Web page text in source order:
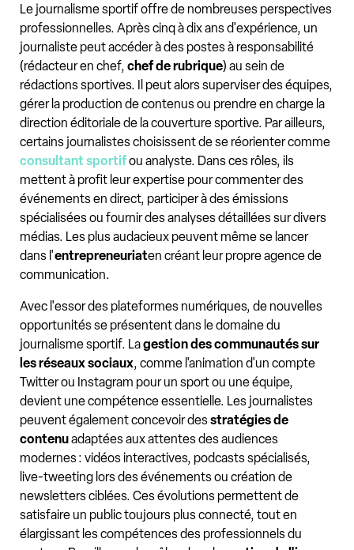
Le journalisme sportif offre de nombreuses perspectives
professionnelles. Après cinq à dix ans d'expérience, un
journaliste peut accéder à des postes à responsabilité
(rédacteur en chef, chef de rubrique) au sein de
rédactions sportives. Il peut alors superviser des équipes,
gérer la production de contenus ou prendre en charge la
direction éditoriale de la couverture sportive. Par ailleurs,
certains journalistes choisissent de se réorienter comme
consultant sportifou analyste. Dans ces rôles, ils
mettent à profit leur expertise pour commenter des
événements en direct, participer à des émissions
spécialisées ou fournir des analyses détaillées sur divers
médias. Les plus audacieux peuvent même se lancer
dans l'entrepreneuriaten créant leur propre agence de
communication.
Avec l'essor des plateformes numériques, de nouvelles
opportunités se présentent dans le domaine du
journalisme sportif. Lagestion des communautés sur
les réseaux sociaux, comme l'animation d'un compte
Twitter ou Instagram pour un sport ou une équipe,
devient une compétence essentielle. Les journalistes
peuvent également concevoir desstratégies de
contenuadaptées aux attentes des audiences
modernes : vidéos interactives, podcasts spécialisés,
live-tweeting lors des événements ou création de
newsletters ciblées. Ces évolutions permettent de
satisfaire un public toujours plus connecté, tout en
élargissant les compétences des professionnels du